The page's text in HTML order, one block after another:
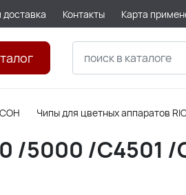
Контакты Карта
Чипы для цветных аппаратов
/5000 /C4501 /